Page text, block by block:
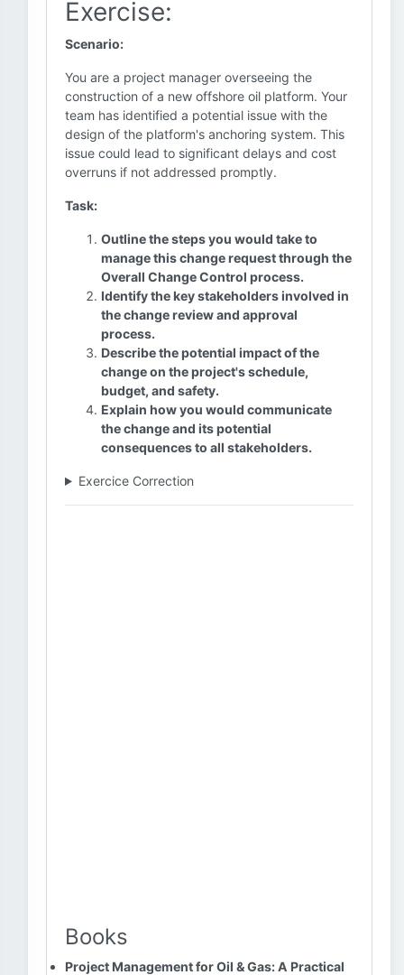
Exercise:
Scenario:
You are a project manager overseeing the
construction of a new offshore oil platform. Your
team has identified a potential issue with the
design of the platform's anchoring system. This
issue could lead to significant delays and cost
overruns if not addressed promptly.
Task:
Outline the steps you would take to
manage this change request through the
Overall Change Control process.
Identify the key stakeholders involved in
the change review and approval
process.
Describe the potential impact of the
change on the project's schedule,
budget, and safety.
Explain how you would communicate
the change and its potential
consequences to all stakeholders.
Exercice Correction
Books
Project Management for Oil & Gas: A Practical